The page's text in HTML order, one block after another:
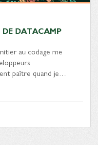
DE DATACAMP
au codage me
paître quand je…